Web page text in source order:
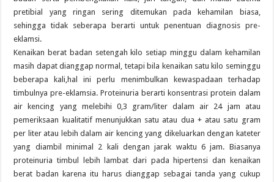
pretibial yang ringan sering ditemukan pada kehamilan biasa,
sehingga tidak seberapa berarti untuk penentuan diagnosis pre-
eklamsi.
Kenaikan berat badan setengah kilo setiap minggu dalam kehamilan
masih dapat dianggap normal, tetapi bila kenaikan satu kilo seminggu
beberapa kali,hal ini perlu menimbulkan kewaspadaan terhadap
timbulnya pre-eklamsia. Proteinuria berarti konsentrasi protein dalam
air kencing yang melebihi 0,3 gram/liter dalam air 24 jam atau
pemeriksaan kualitatif menunjukkan satu atau dua + atau satu gram
per liter atau lebih dalam air kencing yang dikeluarkan dengan kateter
yang diambil minimal 2 kali dengan jarak waktu 6 jam. Biasanya
proteinuria timbul lebih lambat dari pada hipertensi dan kenaikan
berat badan karena itu harus dianggap sebagai tanda yang cukup